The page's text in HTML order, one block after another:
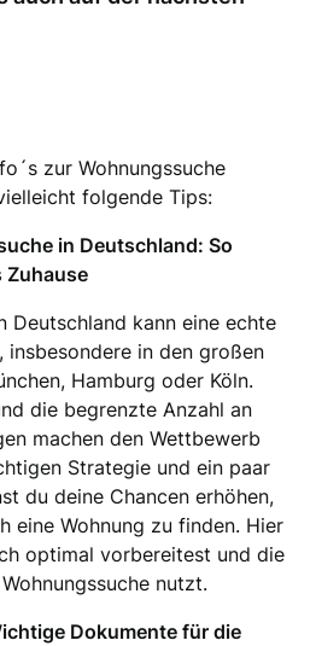
zur Wohnungssuche
folgende Tips:
in Deutschland: So
Zuhause
Deutschland kann eine echte
insbesondere in den großen
Hamburg oder Köln.
die begrenzte Anzahl an
machen den Wettbewerb
Strategie und ein paar
du deine Chancen erhöhen,
eine Wohnung zu finden. Hier
optimal vorbereitest und die
nutzt.
Dokumente für die